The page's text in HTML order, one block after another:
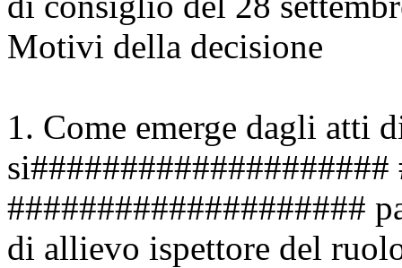
Motivi della decisione
1. Come emerge dagli atti
####################
di allievo ispettore del